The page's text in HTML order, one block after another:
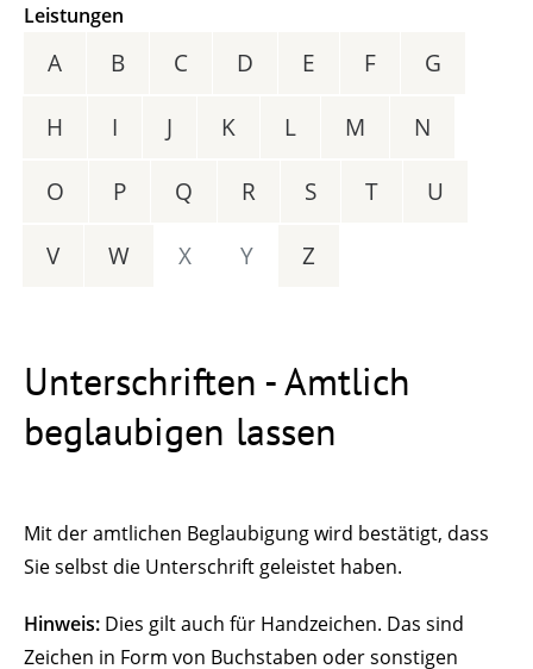
Leistungen
A B C D E F G
H I J K L M N
O P Q R S T U
V W X Y Z
Unterschriften - Amtlich
beglaubigen lassen
Mit der amtlichen Beglaubigung wird bestätigt, dass
Sie selbst die Unterschrift geleistet haben.
Hinweis: Dies gilt auch für Handzeichen. Das sind
Zeichen in Form von Buchstaben oder sonstigen